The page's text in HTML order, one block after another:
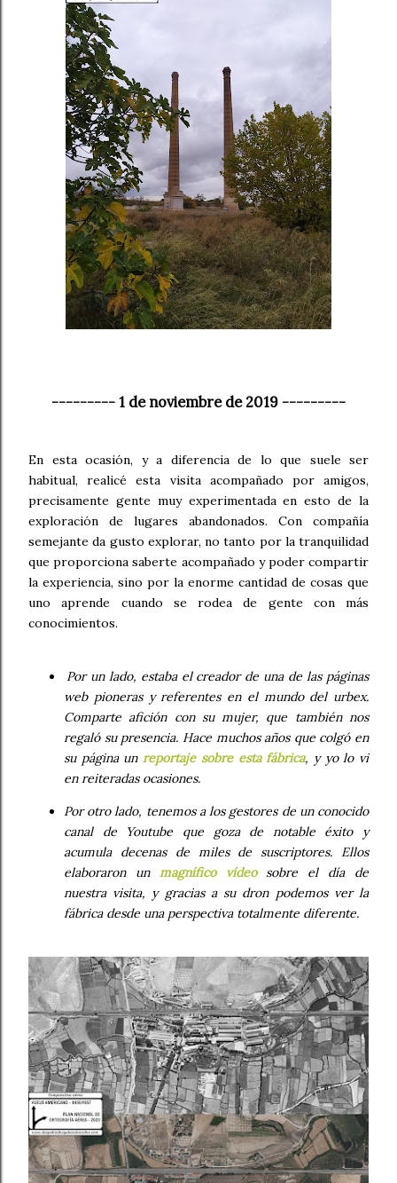
--------- 1 de noviembre de 2019 ---------
En esta ocasión, y a diferencia de lo que suele ser
habitual, realicé esta visita acompañado por amigos,
precisamente gente muy experimentada en esto de la
exploración de lugares abandonados. Con compañía
semejante da gusto explorar, no tanto por la tranquilidad
que proporciona saberte acompañado y poder compartir
la experiencia, sino por la enorme cantidad de cosas que
uno aprende cuando se rodea de gente con más
conocimientos.
Por un lado, estaba el creador de una de las páginas
web pioneras y referentes en el mundo del urbex.
Comparte afición con su mujer, que también nos
regaló su presencia. Hace muchos años que colgó en
su página un reportaje sobre esta fábrica, y yo lo vi
en reiteradas ocasiones.
Por otro lado, tenemos a los gestores de un conocido
canal de Youtube que goza de notable éxito y
acumula decenas de miles de suscriptores. Ellos
elaboraron un magnífico vídeosobre el día de
nuestra visita, y gracias a su dron podemos ver la
fábrica desde una perspectiva totalmente diferente.